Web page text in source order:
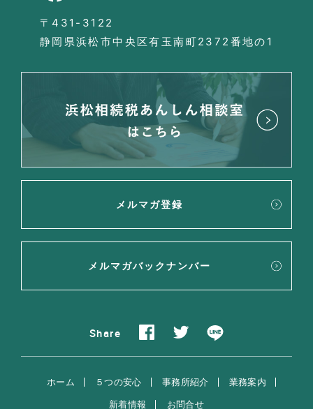
〒431-3122
静岡県浜松市中央区有玉南町2372番地の1
メルマガ登録
メルマガバックナンバー
Share
ホーム ５つの安心 事務所紹介
業務案内
新着情報
お問合せ